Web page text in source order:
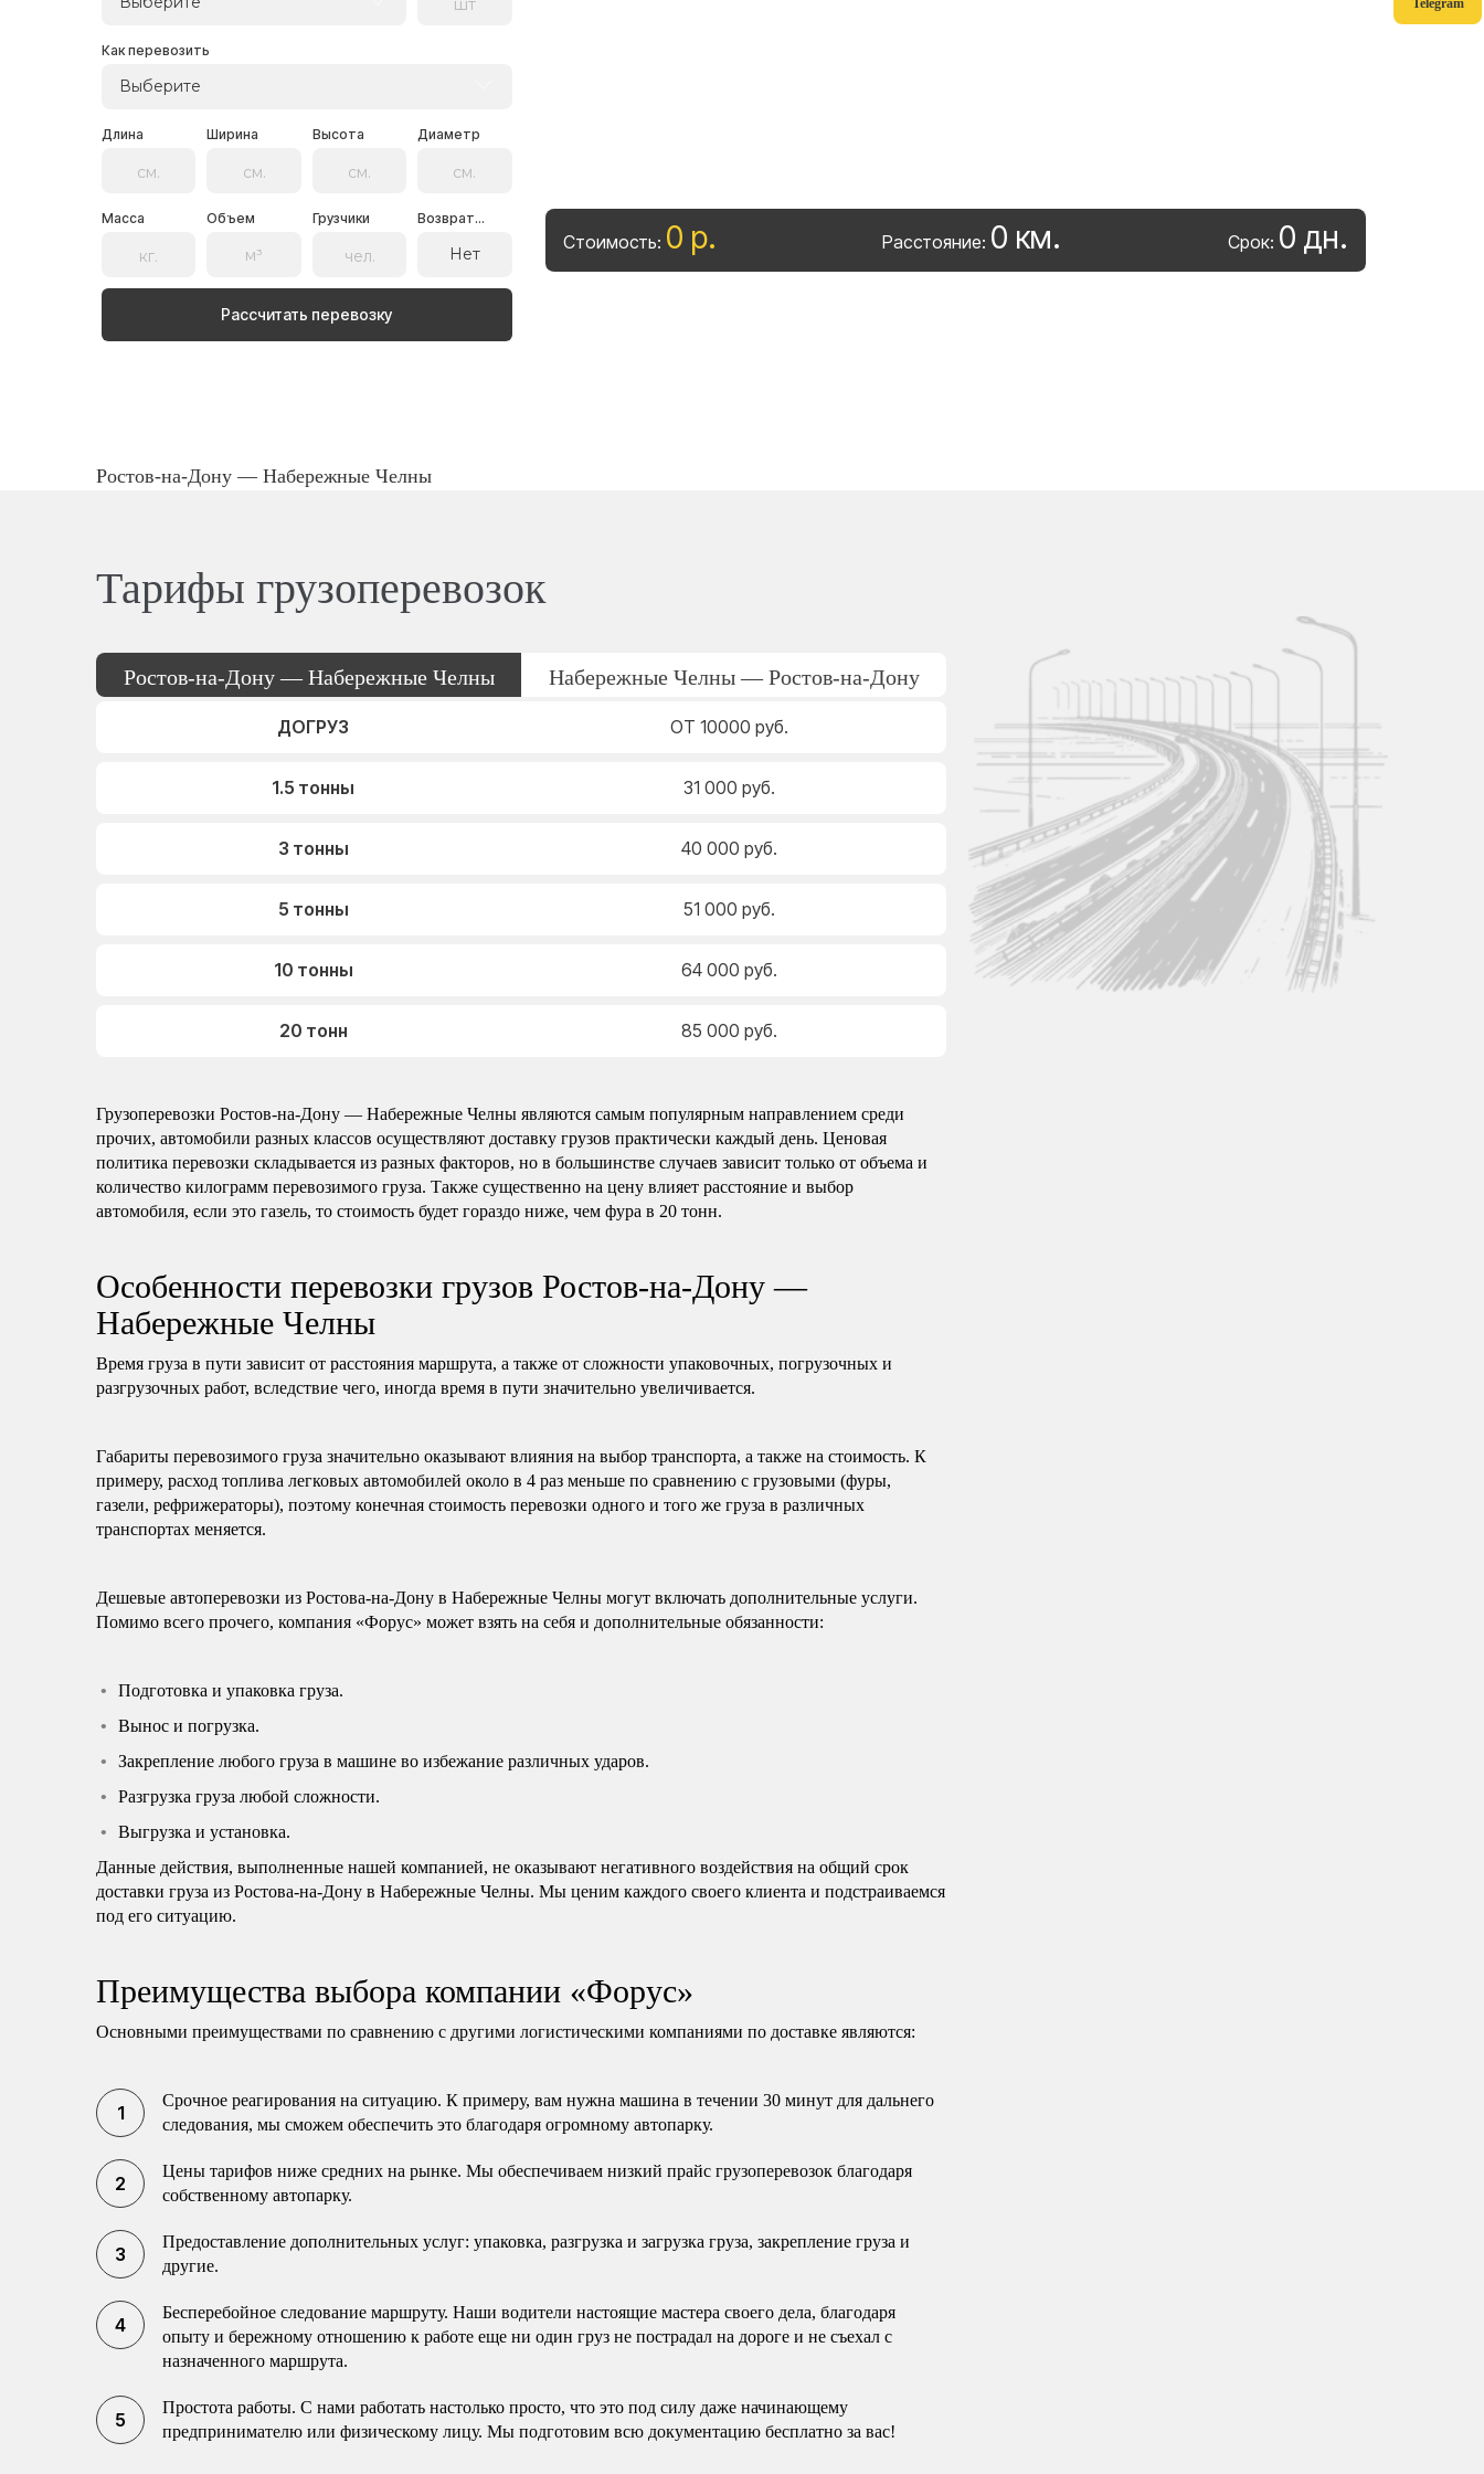
Telegram
Как перевозить
Выберите
Длина Ширина Высота Диаметр
Масса Объем Грузчики Возврат...
Нет
Рассчитать перевозку
Стоимость: 0 р. Расстояние: 0 км. Срок: 0 дн.
Ростов-на-Дону — Набережные Челны
Тарифы грузоперевозок
Ростов-на-Дону — Набережные Челны Набережные Челны — Ростов-на-Дону
ДОГРУЗ ОТ 10000 руб.
1.5 тонны 31 000 руб.
3 тонны 40 000 руб.
5 тонны 51 000 руб.
10 тонны 64 000 руб.
20 тонн 85 000 руб.
Грузоперевозки Ростов-на-Дону — Набережные Челны являются самым популярным направлением среди
прочих, автомобили разных классов осуществляют доставку грузов практически каждый день. Ценовая
политика перевозки складывается из разных факторов, но в большинстве случаев зависит только от объема и
количество килограмм перевозимого груза. Также существенно на цену влияет расстояние и выбор
автомобиля, если это газель, то стоимость будет гораздо ниже, чем фура в 20 тонн.
Особенности перевозки грузов Ростов-на-Дону —
Набережные Челны
Время груза в пути зависит от расстояния маршрута, а также от сложности упаковочных, погрузочных и
разгрузочных работ, вследствие чего, иногда время в пути значительно увеличивается.
Габариты перевозимого груза значительно оказывают влияния на выбор транспорта, а также на стоимость. К
примеру, расход топлива легковых автомобилей около в 4 раз меньше по сравнению с грузовыми (фуры,
газели, рефрижераторы), поэтому конечная стоимость перевозки одного и того же груза в различных
транспортах меняется.
Дешевые автоперевозки из Ростова-на-Дону в Набережные Челны могут включать дополнительные услуги.
Помимо всего прочего, компания «Форус» может взять на себя и дополнительные обязанности:
Подготовка и упаковка груза.
Вынос и погрузка.
Закрепление любого груза в машине во избежание различных ударов.
Разгрузка груза любой сложности.
Выгрузка и установка.
Данные действия, выполненные нашей компанией, не оказывают негативного воздействия на общий срок
доставки груза из Ростова-на-Дону в Набережные Челны. Мы ценим каждого своего клиента и подстраиваемся
под его ситуацию.
Преимущества выбора компании «Форус»
Основными преимуществами по сравнению с другими логистическими компаниями по доставке являются:
Срочное реагирования на ситуацию. К примеру, вам нужна машина в течении 30 минут для дальнего
следования, мы сможем обеспечить это благодаря огромному автопарку.
Цены тарифов ниже средних на рынке. Мы обеспечиваем низкий прайс грузоперевозок благодаря
собственному автопарку.
Предоставление дополнительных услуг: упаковка, разгрузка и загрузка груза, закрепление груза и
другие.
Бесперебойное следование маршруту. Наши водители настоящие мастера своего дела, благодаря
опыту и бережному отношению к работе еще ни один груз не пострадал на дороге и не съехал с
назначенного маршрута.
Простота работы. С нами работать настолько просто, что это под силу даже начинающему
предпринимателю или физическому лицу. Мы подготовим всю документацию бесплатно за вас!